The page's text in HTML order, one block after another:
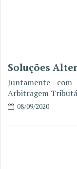
Soluções
Juntamente
Arbitragem
08/09/2020